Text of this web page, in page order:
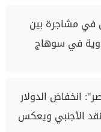
في مشاجرة بين
في سوهاج
انخفاض الدولار
الأجنبي ويعكس